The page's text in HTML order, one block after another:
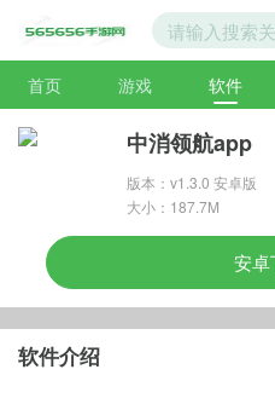
首页 游戏 软件
中消领航app
版本：v1.3.0 安卓版
大小：187.7M
安卓
软件介绍